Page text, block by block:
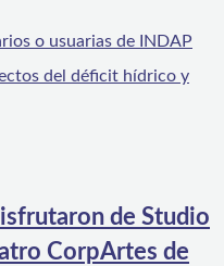
o usuarias de INDAP
del déficit hídrico y
de Studio
CorpArtes de